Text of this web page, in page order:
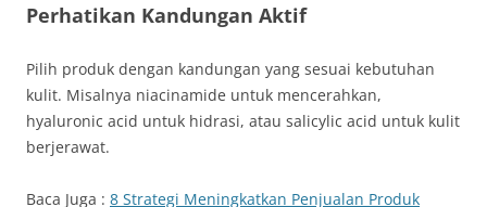
Perhatikan Kandungan Aktif
Pilih produk dengan kandungan yang sesuai kebutuhan
kulit. Misalnya niacinamide untuk mencerahkan,
hyaluronic acid untuk hidrasi, atau salicylic acid untuk kulit
berjerawat.
Baca Juga : 8 Strategi Meningkatkan Penjualan Produk